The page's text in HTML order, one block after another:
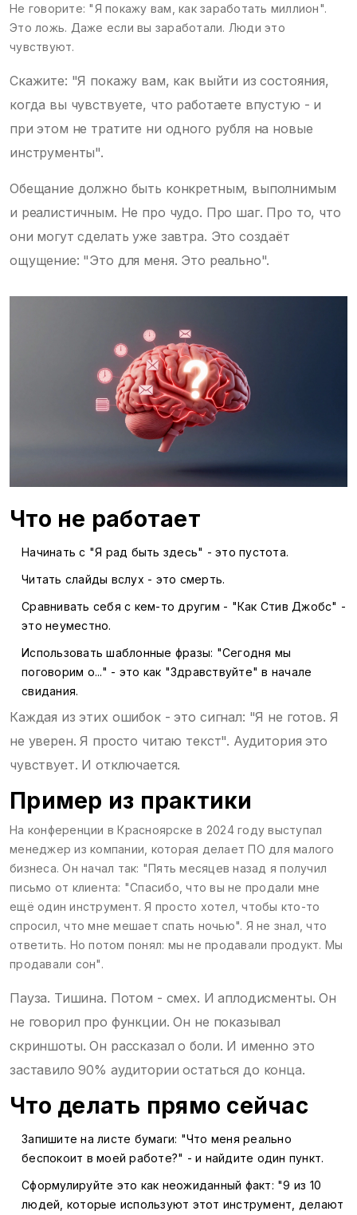
Не говорите: "Я покажу вам, как заработать миллион".
Это ложь. Даже если вы заработали. Люди это
чувствуют.
Скажите: "Я покажу вам, как выйти из состояния,
когда вы чувствуете, что работаете впустую - и
при этом не тратите ни одного рубля на новые
инструменты".
Обещание должно быть конкретным, выполнимым
и реалистичным. Не про чудо. Про шаг. Про то, что
они могут сделать уже завтра. Это создаёт
ощущение: "Это для меня. Это реально".
Что не работает
Начинать с "Я рад быть здесь" - это пустота.
Читать слайды вслух - это смерть.
Сравнивать себя с кем-то другим - "Как Стив Джобс" -
это неуместно.
Использовать шаблонные фразы: "Сегодня мы
поговорим о..." - это как "Здравствуйте" в начале
свидания.
Каждая из этих ошибок - это сигнал: "Я не готов. Я
не уверен. Я просто читаю текст". Аудитория это
чувствует. И отключается.
Пример из практики
На конференции в Красноярске в 2024 году выступал
менеджер из компании, которая делает ПО для малого
бизнеса. Он начал так: "Пять месяцев назад я получил
письмо от клиента: "Спасибо, что вы не продали мне
ещё один инструмент. Я просто хотел, чтобы кто-то
спросил, что мне мешает спать ночью". Я не знал, что
ответить. Но потом понял: мы не продавали продукт. Мы
продавали сон".
Пауза. Тишина. Потом - смех. И аплодисменты. Он
не говорил про функции. Он не показывал
скриншоты. Он рассказал о боли. И именно это
заставило 90% аудитории остаться до конца.
Что делать прямо сейчас
Запишите на листе бумаги: "Что меня реально
беспокоит в моей работе?" - и найдите один пункт.
Сформулируйте это как неожиданный факт: "9 из 10
людей, которые используют этот инструмент, делают